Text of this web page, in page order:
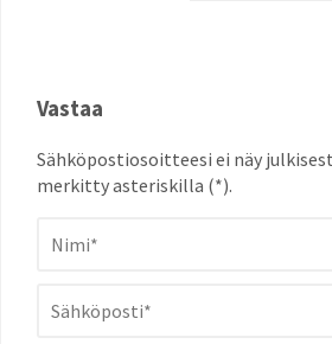
Vastaa
Sähköpostiosoitteesi ei näy
merkitty asteriskilla (*).